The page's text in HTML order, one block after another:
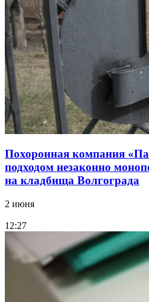
Похоронная компания
подходом незаконно
на кладбища Волгограда
2 июня
12:27